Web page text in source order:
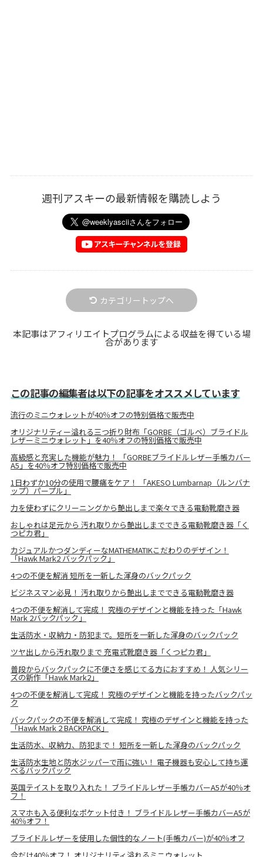
週刊アスキーの最新情報を購読しよう
カテゴリートップへ
本記事はアフィリエイトプログラムによる収益を得ている場
合があります
この記事の編集者は以下の記事をオススメしています
流行のミニウォレットが40％オフの特別価格で販売中
オリジナリティー溢れる三つ折り財布「GORBE（ゴルベ）ブライドル
レザーミニウォレット」を40％オフの特別価格で販売中
高級感と充実した機能が魅力！ 「GORBEブライドルレザー手帳カバー
A5」を40％オフ特別価格で販売中
1日わずか10分の使用で腰痛をケア！ 「AKESO Lumbarnap（ルンバナ
ップ）パープル」
力を使わずにクリーニングから艶出しまで楽々できる電動靴磨き器
おしゃれは足元から 汚れ取りから艶出しまでできる電動靴磨き器「く
つピカ君」
カジュアルかつダンディーなMATHEMATIKこだわりのデザイン！
「Hawk Mark2 バックパック」
4つの不便を解消 短所を一新した渾身のバックパック
ビジネスマン必見！ 汚れ取りから艶出しまでできる電動靴磨き器
4つの不便を解消して完成！ 究極のデザインと機能を持った「Hawk
Mark 2バックパック」
生活防水・収納力・防犯まで。短所を一新した渾身のバックパック
ツヤ出しから汚れ取りまで 充電式靴磨き器「くつピカ君」
普段からバックパックに不便さを感じてる方におすすめ！ 人気シリー
ズの新作「Hawk Mark2」
4つの不便を解消して完成！ 究極のデザインと機能を持ったバックパッ
ク
バックパックの不便を解消して完成！ 究極のデザインと機能を持った
「Hawk Mark 2 BACKPACK」
生活防水、収納力、防犯まで！ 短所を一新した渾身のバックパック
生活防水生地と防水ジッパーで雨に強い！ 電子機器も安心して持ち運
べるバックパック
英国テイストを取り入れた！ ブライドルレザー手帳カバーA5が40％オ
フ！
スマホも入る便利なポケット付き！ ブライドルレザー手帳カバーA5が
40％オフ！
ブライドルレザーを使用した個性的なノート(手帳カバー)が40％オフ